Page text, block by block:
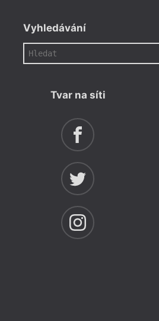
Vyhledávání
Tvar na síti